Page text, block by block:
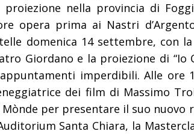
nella provincia di
opera prima ai Nastri
domenica 14 settembre, con
Giordano e la proiezione di “Io
imperdibili. Alle ore
dei film di Massimo
per presentare il suo nuovo
Santa Chiara, la